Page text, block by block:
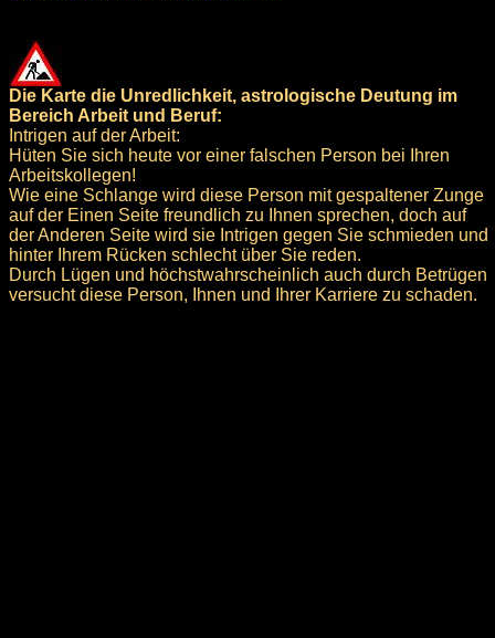
Die Karte die Unredlichkeit, astrologische Deutung im
Bereich Arbeit und Beruf:
Intrigen auf der Arbeit:
Hüten Sie sich heute vor einer falschen Person bei Ihren
Arbeitskollegen!
Wie eine Schlange wird diese Person mit gespaltener Zunge
auf der Einen Seite freundlich zu Ihnen sprechen, doch auf
der Anderen Seite wird sie Intrigen gegen Sie schmieden und
hinter Ihrem Rücken schlecht über Sie reden.
Durch Lügen und höchstwahrscheinlich auch durch Betrügen
versucht diese Person, Ihnen und Ihrer Karriere zu schaden.